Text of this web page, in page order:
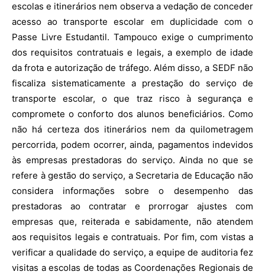
escolas e itinerários nem observa a vedação de conceder
acesso ao transporte escolar em duplicidade com o
Passe Livre Estudantil. Tampouco exige o cumprimento
dos requisitos contratuais e legais, a exemplo de idade
da frota e autorização de tráfego. Além disso, a SEDF não
fiscaliza sistematicamente a prestação do serviço de
transporte escolar, o que traz risco à segurança e
compromete o conforto dos alunos beneficiários. Como
não há certeza dos itinerários nem da quilometragem
percorrida, podem ocorrer, ainda, pagamentos indevidos
às empresas prestadoras do serviço. Ainda no que se
refere à gestão do serviço, a Secretaria de Educação não
considera informações sobre o desempenho das
prestadoras ao contratar e prorrogar ajustes com
empresas que, reiterada e sabidamente, não atendem
aos requisitos legais e contratuais. Por fim, com vistas a
verificar a qualidade do serviço, a equipe de auditoria fez
visitas a escolas de todas as Coordenações Regionais de